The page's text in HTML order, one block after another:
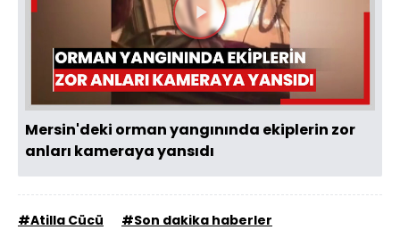
Videoyu
Oynat
Mersin'deki orman yangınında ekiplerin zor
anları kameraya yansıdı
#Atilla Cücü #Son dakika haberler